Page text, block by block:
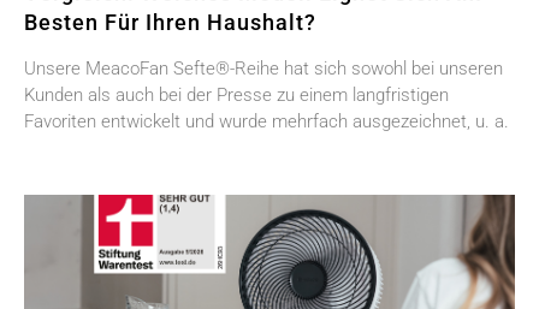
Besten Für Ihren Haushalt?
Unsere MeacoFan Sefte®-Reihe hat sich sowohl bei unseren
Kunden als auch bei der Presse zu einem langfristigen
Favoriten entwickelt und wurde mehrfach ausgezeichnet, u. a.